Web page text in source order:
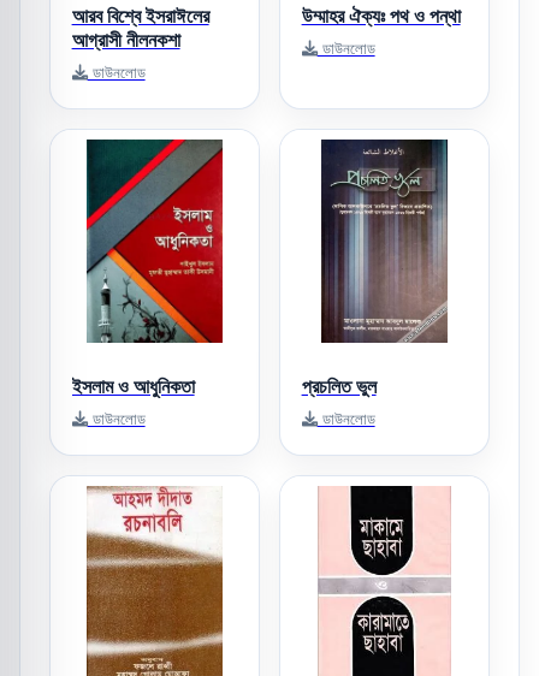
আরব বিশ্বে ইসরাঈলের
আগ্রাসী নীলনকশা
ডাউনলোড
উম্মাহর ঐক্যঃ পথ ও পন্থা
ডাউনলোড
ইসলাম ও আধুনিকতা
ডাউনলোড
প্রচলিত ভুল
ডাউনলোড